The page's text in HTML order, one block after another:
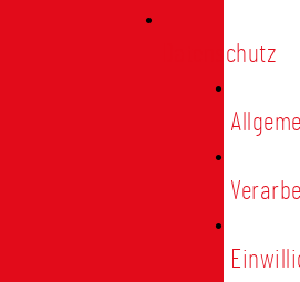
Datenschutz